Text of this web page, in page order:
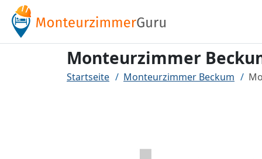
Monteurzimmer
Startseite Monteurzimmer Beckum